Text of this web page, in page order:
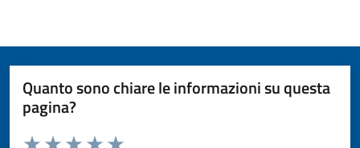
Quanto sono chiare le informazioni su questa
pagina?
Valuta da 1 a 5 stelle la pagina